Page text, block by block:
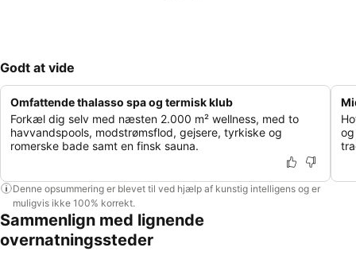
Godt at vide
Omfattende thalasso spa og termisk klub
Forkæl dig selv med næsten 2.000 m² wellness, med to
havvandspools, modstrømsflod, gejsere, tyrkiske og
romerske bade samt en finsk sauna.
Denne opsummering er blevet til ved hjælp af kunstig intelligens og er
muligvis ikke 100% korrekt.
Sammenlign med lignende
overnatningssteder